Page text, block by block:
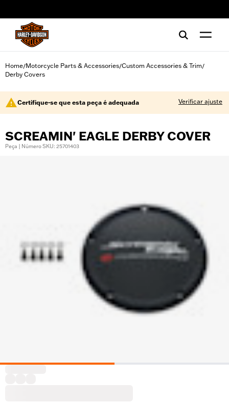
Home/Motorcycle Parts & Accessories/Custom Accessories & Trim/
Derby Covers
Certifique-se que esta peça é adequada Verificar ajuste
SCREAMIN' EAGLE DERBY COVER
Peça | Número SKU: 25701403